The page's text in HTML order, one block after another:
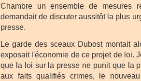
Chambre un ensemble de mesures
demandait de discuter aussitôt la plus
presse.
Le garde des sceaux Dubost montait
exposait l'économie de ce projet de loi.
que la loi sur la presse ne punit que la
aux faits qualifiés crimes, le